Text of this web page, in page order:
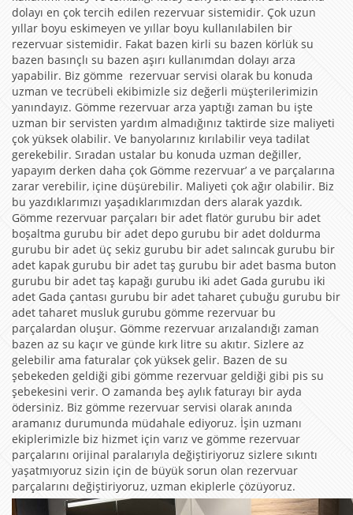
dolayı en çok tercih edilen rezervuar sistemidir. Çok uzun
yıllar boyu eskimeyen ve yıllar boyu kullanılabilen bir
rezervuar sistemidir. Fakat bazen kirli su bazen körlük su
bazen basınçlı su bazen aşırı kullanımdan dolayı arza
yapabilir. Biz gömme rezervuar servisi olarak bu konuda
uzman ve tecrübeli ekibimizle siz değerli müşterilerimizin
yanındayız. Gömme rezervuar arza yaptığı zaman bu işte
uzman bir servisten yardım almadığınız taktirde size maliyeti
çok yüksek olabilir. Ve banyolarınız kırılabilir veya tadilat
gerekebilir. Sıradan ustalar bu konuda uzman değiller,
yapayım derken daha çok Gömme rezervuar’ a ve parçalarına
zarar verebilir, içine düşürebilir. Maliyeti çok ağır olabilir. Biz
bu yazdıklarımızı yaşadıklarımızdan ders alarak yazdık.
Gömme rezervuar parçaları bir adet flatör gurubu bir adet
boşaltma gurubu bir adet depo gurubu bir adet doldurma
gurubu bir adet üç sekiz gurubu bir adet salıncak gurubu bir
adet kapak gurubu bir adet taş gurubu bir adet basma buton
gurubu bir adet taş kapağı gurubu iki adet Gada gurubu iki
adet Gada çantası gurubu bir adet taharet çubuğu gurubu bir
adet taharet musluk gurubu gömme rezervuar bu
parçalardan oluşur. Gömme rezervuar arızalandığı zaman
bazen az su kaçır ve günde kırk litre su akıtır. Sizlere az
gelebilir ama faturalar çok yüksek gelir. Bazen de su
şebekeden geldiği gibi gömme rezervuar geldiği gibi pis su
şebekesini verir. O zamanda beş aylık faturayı bir ayda
ödersiniz. Biz gömme rezervuar servisi olarak anında
aramanız durumunda müdahale ediyoruz. İşin uzmanı
ekiplerimizle biz hizmet için varız ve gömme rezervuar
parçalarını orijinal paralarıyla değiştiriyoruz sizlere sıkıntı
yaşatmıyoruz sizin için de büyük sorun olan rezervuar
parçalarını değiştiriyoruz, uzman ekiplerle çözüyoruz.